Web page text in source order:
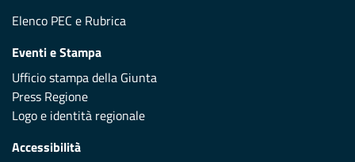
Elenco PEC e Rubrica
Eventi e Stampa
Ufficio stampa della Giunta
Press Regione
Logo e identità regionale
Accessibilità